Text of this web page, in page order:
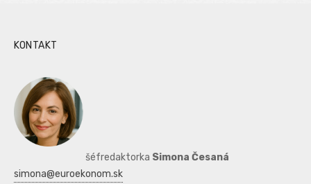
KONTAKT
šéfredaktorka Simona Česaná
simona@euroekonom.sk